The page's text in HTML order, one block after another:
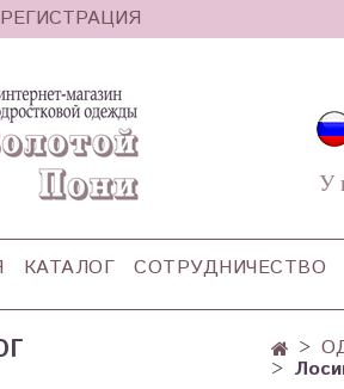
У
КАТАЛОГ СОТРУДНИЧЕСТВО